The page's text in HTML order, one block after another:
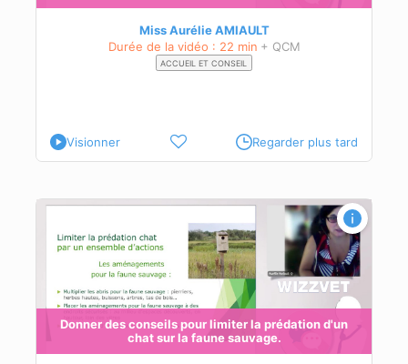
Miss Aurélie AMIAULT
Durée de la vidéo : 22 min + QCM
ACCUEIL ET CONSEIL
Visionner Regarder plus tard
Donner des conseils pour limiter la prédation d'un
chat sur la faune sauvage.